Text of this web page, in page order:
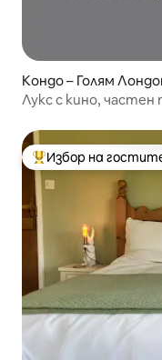
Кондо – Голям
Лукс с кино, частен
Най-популярен
Избор на